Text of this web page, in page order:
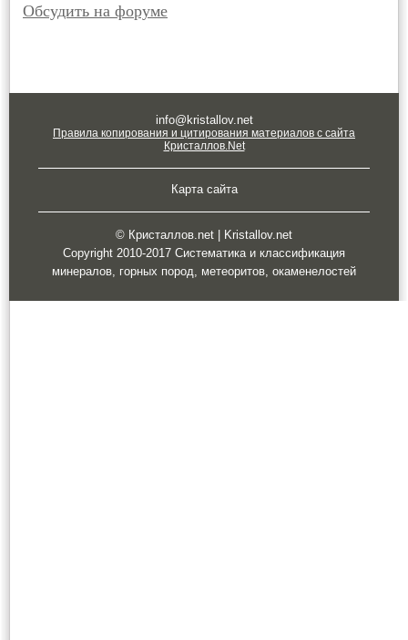
Обсудить на форуме
info@kristallov.net
Правила копирования и цитирования материалов с сайта
Кристаллов.Net
Карта сайта
© Кристаллов.net | Kristallov.net
Copyright 2010-2017 Систематика и классификация
минералов, горных пород, метеоритов, окаменелостей